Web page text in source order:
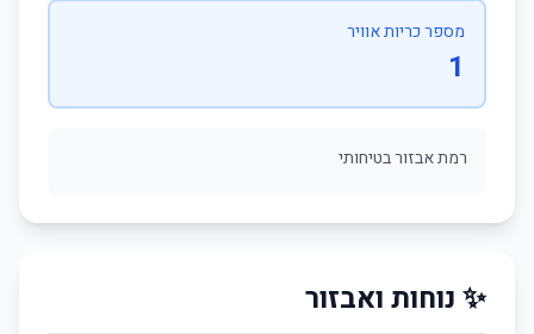
מספר כריות אוויר
1
רמת אבזור בטיחותי
✨ נוחות ואבזור